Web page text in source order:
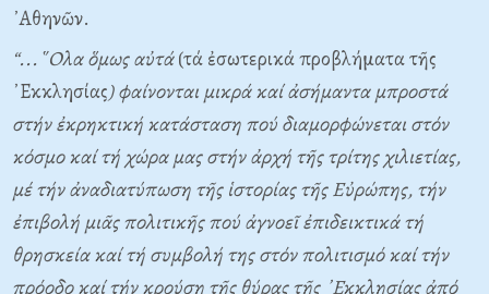
᾿Αθηνῶν.
“...῞Ολα ὅμως αὐτά(τά ἐσωτερικά προβλήματα τῆς
᾿Εκκλησίας) φαίνονται μικρά καί ἀσήμαντα μπροστά
στήν ἐκρηκτική κατάσταση πού διαμορφώνεται στόν
κόσμο καί τή χώρα μας στήν ἀρχή τῆς τρίτης χιλιετίας,
μέ τήν ἀναδιατύπωση τῆς ἱστορίας τῆς Εὐρώπης, τήν
ἐπιβολή μιᾶς πολιτικῆς πού ἀγνοεῖ ἐπιδεικτικά τή
θρησκεία καί τή συμβολή της στόν πολιτισμό καί τήν
πρόοδο καί τήν κρούση τῆς θύρας τῆς ᾿Εκκλησίας ἀπό